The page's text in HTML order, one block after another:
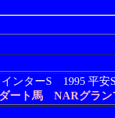
インターS 1995
ート馬
NARグラン